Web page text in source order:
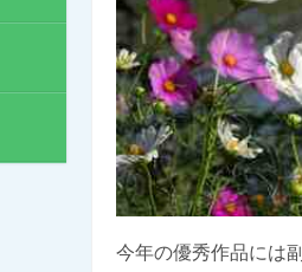
今年の優秀作品には